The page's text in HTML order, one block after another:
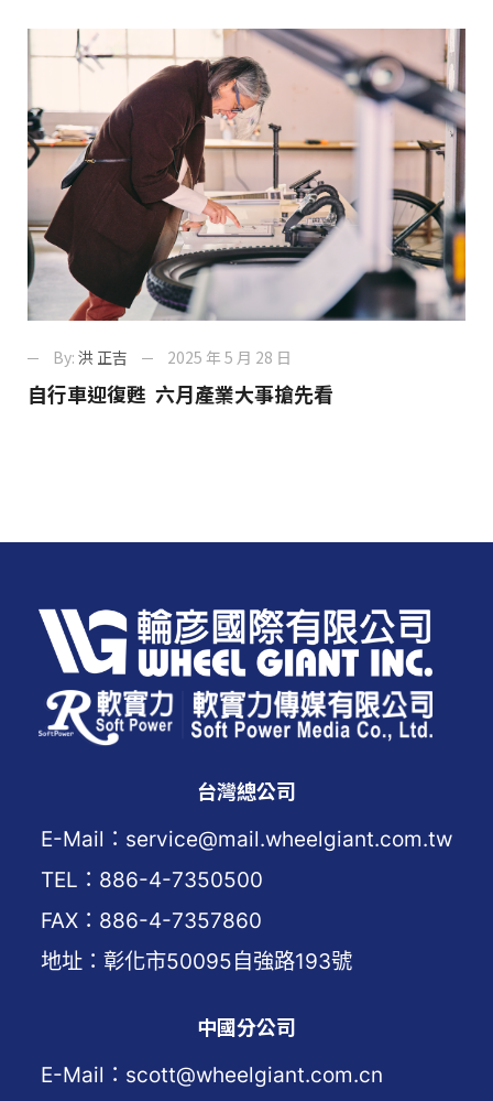
By: 洪 正吉 2025 年 5 月 28 日
自行車迎復甦 六月產業大事搶先看
台灣總公司
E-Mail：service@mail.wheelgiant.com.tw
TEL：886-4-7350500
FAX：886-4-7357860
地址：彰化市50095自強路193號
中國分公司
E-Mail：scott@wheelgiant.com.cn